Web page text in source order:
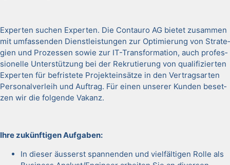
Experten suchen Experten. Die Con­tau­ro AG bietet zusam­men
mit umfassenden Dien­stleis­tun­gen zur Opti­mierung von Strate­
gien und Prozessen sowie zur IT-Trans­for­ma­tion, auch pro­fes­
sionelle Unter­stützung bei der Rekru­tierung von qual­i­fizierten
Experten für befris­tete Pro­jek­tein­sätze in den Ver­tragsarten
Per­son­alver­leih und Auf­trag. Für einen unser­er Kun­den beset­
zen wir die fol­gende Vakanz.
Ihre zukün­fti­gen Auf­gaben:
In dieser äusserst span­nen­den und vielfälti­gen Rolle als